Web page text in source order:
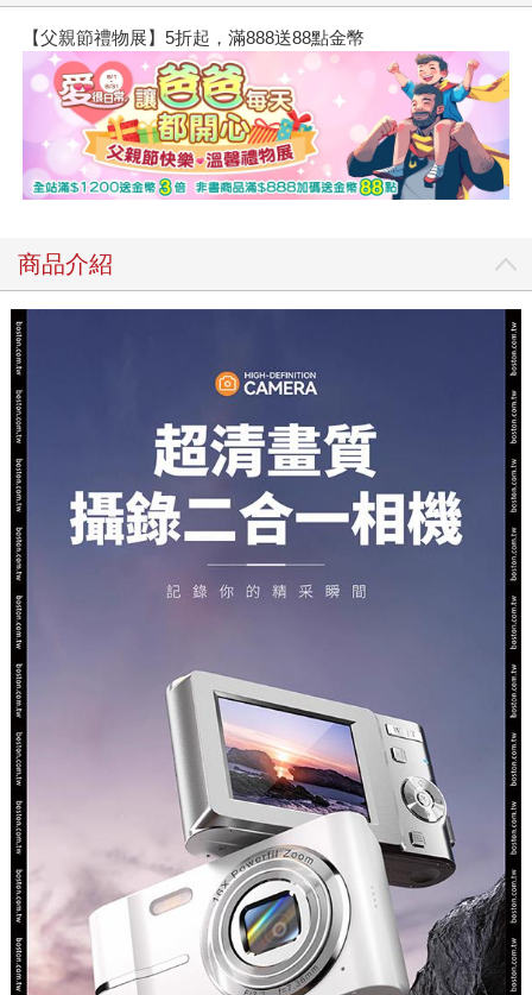
【父親節禮物展】5折起，滿888送88點金幣
商品介紹